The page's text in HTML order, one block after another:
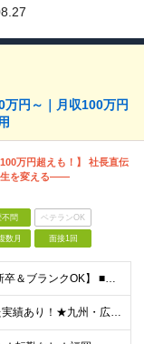
万円～｜月収100万円
万円超えも！】 社長直伝
生を変える――
不問 ベテランOK
数月 面接1回
【正社員デビュー＆第二新卒＆ブランクOK】 ■学歴不問・完全未経験歓迎 ■普通自動車免許（AT限定可）をお持ちの方 ＼こんな方にピッタリ／ □頑張った分だけ稼ぎたい方 □同世代を圧倒する収入と生活を
★月収100万円を達成した実績あり！★九州・広島でも東京水準！ 月給30万円～＋高率インセンティブ＋各種手当＋賞与年2回 ※経験やスキルを考慮し決定いたします ※上記には固定残業代（20時間分／2万